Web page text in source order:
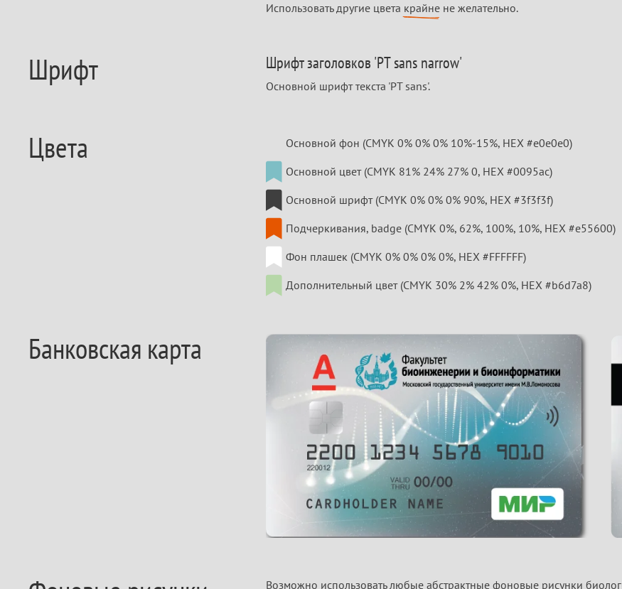
Использовать другие цвета крайне не желательно.
Шрифт Шрифт заголовков 'PT sans narrow'
Основной шрифт текста 'PT sans'.
Цвета
Основной фон (CMYK 0% 0% 0% 10%-15%, HEX #e0e0e0)
Основной цвет (CMYK 81% 24% 27% 0, HEX #0095ac)
Основной шрифт (CMYK 0% 0% 0% 90%, HEX #3f3f3f)
Подчеркивания, badge (CMYK 0%, 62%, 100%, 10%, HEX #e55600)
Фон плашек (CMYK 0% 0% 0% 0%, HEX #FFFFFF)
Дополнительный цвет (CMYK 30% 2% 42% 0%, HEX #b6d7a8)
Банковская карта
Возможно использовать любые абстрактные фоновые рисунки